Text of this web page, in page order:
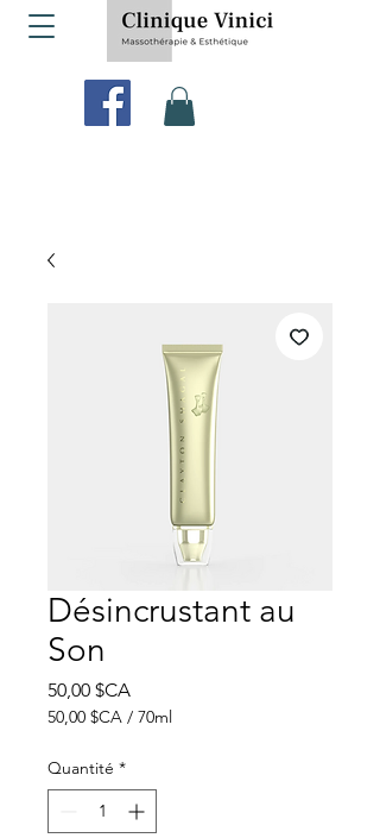
Désincrustant au
Son
50,00 $CAPrix
50,00 $CA / 70ml
pour
70
Millilitres
Quantité *